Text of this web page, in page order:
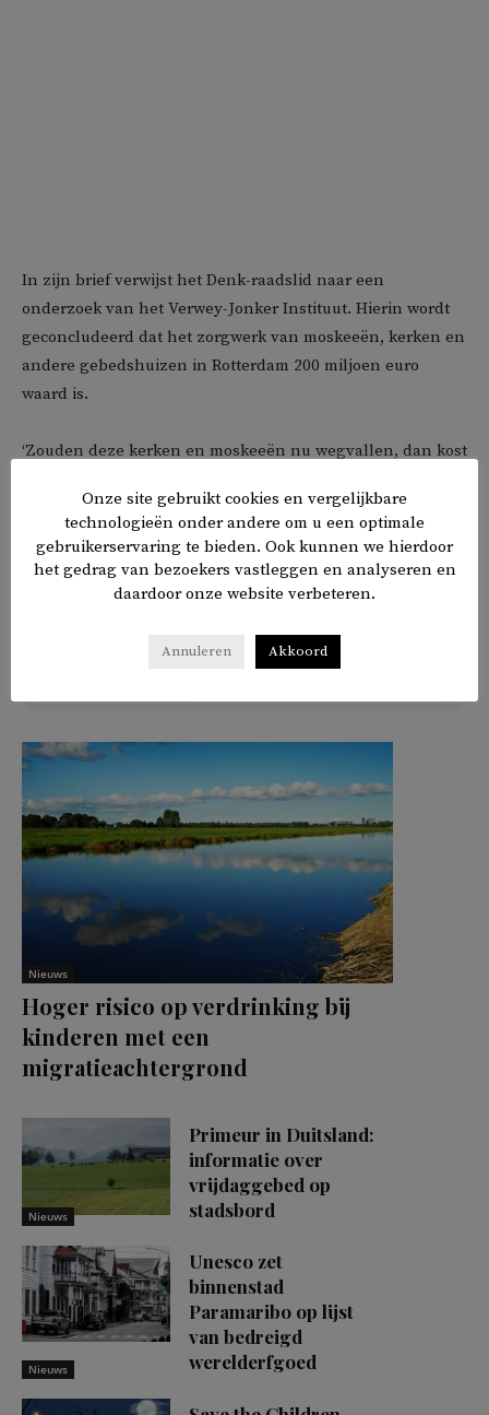
In zijn brief verwijst het Denk-raadslid naar een
onderzoek van het Verwey-Jonker Instituut. Hierin wordt
geconcludeerd dat het zorgwerk van moskeeën, kerken en
andere gebedshuizen in Rotterdam 200 miljoen euro
waard is.
‘Zouden deze kerken en moskeeën nu wegvallen, dan kost
schrijft Ygit. Hij hoopt dat wethouder Bert Wijbenga
(Samenleven, VVD) bereid is om de moskeeën te gaan
subsidiëren.
in
Nieuws
Hoger risico op verdrinking bij
kinderen met een
migratieachtergrond
Nieuws
Primeur in Duitsland:
informatie over
vrijdaggebed op
stadsbord
Nieuws
Unesco zet
binnenstad
Paramaribo op lijst
van bedreigd
werelderfgoed
Onze site gebruikt cookies en vergelijkbare
technologieën onder andere om u een optimale
gebruikerservaring te bieden. Ook kunnen we hierdoor
het gedrag van bezoekers vastleggen en analyseren en
daardoor onze website verbeteren.
Annuleren Akkoord